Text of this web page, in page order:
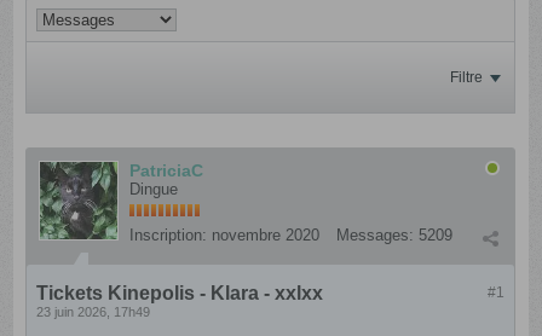
Filtre
PatriciaC
Dingue
Inscription: novembre 2020 Messages: 5209
#1
Tickets Kinepolis - Klara - xxlxx
23 juin 2026, 17h49